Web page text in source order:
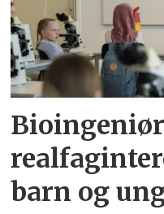
barn og